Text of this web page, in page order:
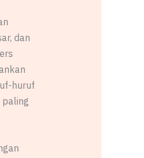
dan
huruf
paling